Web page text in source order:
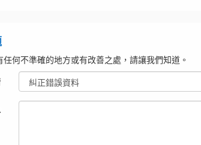
何不準確的地方或有改善之處，請讓我們知道。